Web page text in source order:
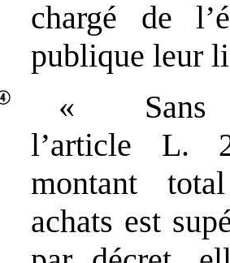
chargé de
publique leur
« Sans
l’article L.
montant
achats est